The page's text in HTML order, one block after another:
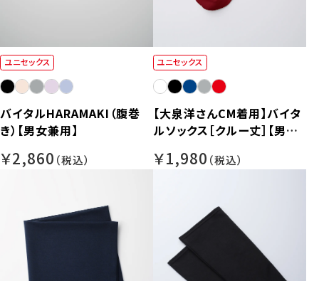
ユニセックス
バイタルHARAMAKI（腹巻
き）【男女兼用】
￥2,860
ユニセックス
【大泉洋さんCM着用】バイタ
ルソックス［クルー丈］【男女
￥1,980